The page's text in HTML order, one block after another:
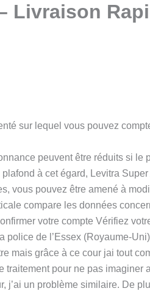
Livraison
sur lequel vous pouvez
peuvent être réduits si le
à cet égard, Levitra
vous pouvez être amené à
compare les données
votre compte Vérifiez
de l’Essex (Royaume-
mais grâce à ce cour jai tout
traitement pour ne pas imaginer
un problème similaire. De